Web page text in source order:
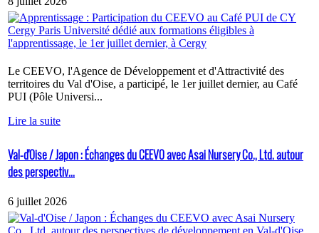
Le CEEVO, l'Agence de Développement et d'Attractivité des
territoires du Val d'Oise, a participé, le 1er juillet dernier, au Café
PUI (Pôle Universi...
Lire la suite
Val-d'Oise / Japon : Échanges du CEEVO avec Asai Nursery Co., Ltd. autour
des perspectiv...
6 juillet 2026